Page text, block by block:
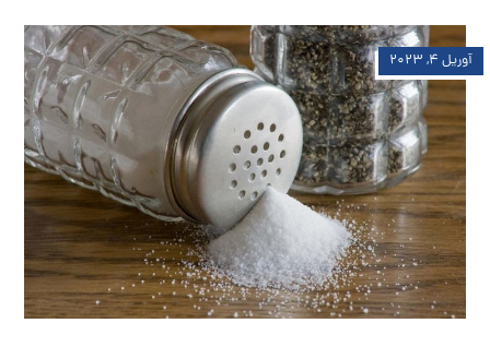
آوریل ۴, ۲۰۲۳